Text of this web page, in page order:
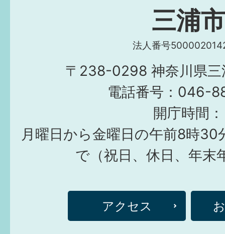
三浦市
法人番号
〒238-0298 神奈川県三
電話番号：046-
開庁時間：
月曜日から金曜日の午前8時30
で（祝日、休日、年末
アクセス